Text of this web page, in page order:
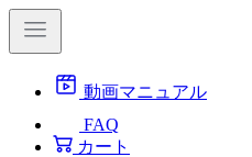
動画マニュアル
FAQ
カート